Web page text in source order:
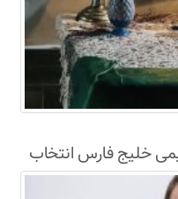
خلیج فارس انتخاب